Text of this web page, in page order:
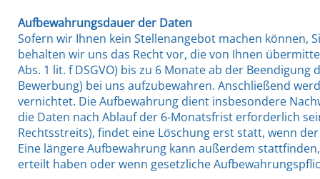
Aufbewahrungsdauer der Daten
Sofern wir Ihnen kein Stellenangebot machen können,
behalten wir uns das Recht vor, die von Ihnen
Abs. 1 lit. f DSGVO) bis zu 6 Monate ab der
Bewerbung) bei uns aufzubewahren. Anschließend
vernichtet. Die Aufbewahrung dient insbesondere
die Daten nach Ablauf der 6-Monatsfrist erforderlich
Rechtsstreits), findet eine Löschung erst statt, wenn
Eine längere Aufbewahrung kann außerdem
erteilt haben oder wenn gesetzliche